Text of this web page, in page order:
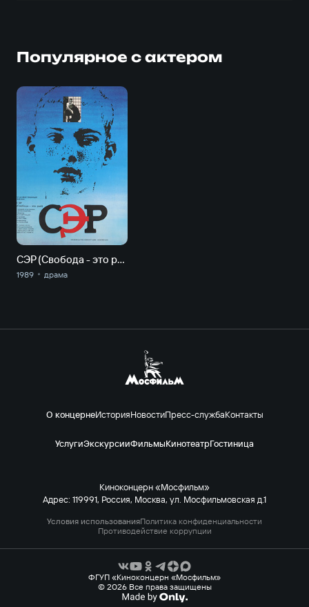
Популярное с актером
СЭР (Свобода - это рай)
1989 драма
О концернеИсторияНовостиПресс-службаКонтакты
УслугиЭкскурсииФильмыКинотеатрГостиница
Киноконцерн «Мосфильм»
Адрес: 119991, Россия, Москва, ул. Мосфильмовская д.1
Условия использованияПолитика конфиденциальности
Противодействие коррупции
ФГУП «Киноконцерн «Мосфильм»
© 2026 Все права защищены